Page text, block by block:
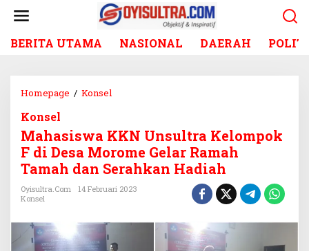
BERITA UTAMA NASIONAL DAERAH
Homepage / Konsel
a
s
i
s
w
N
Konsel
Mahasiswa KKN Unsultra Kelompok
F di Desa Morome Gelar Ramah
Tamah dan Serahkan Hadiah
Oyisultra.com
14 Februari 2023
Konsel